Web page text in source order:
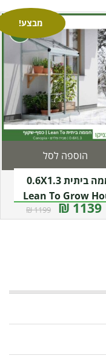
מבצע!
חממה ביתית 0.6X1.3
Lean To Grow
מבית פלרם –1139 ₪
1199 ₪
הוספה לסל